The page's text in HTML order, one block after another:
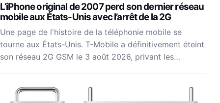
L’iPhone original de 2007 perd son dernier réseau
mobile aux États-Unis avec l’arrêt de la 2G
Une page de l'histoire de la téléphonie mobile se
tourne aux États-Unis. T-Mobile a définitivement éteint
son réseau 2G GSM le 3 août 2026, privant les…